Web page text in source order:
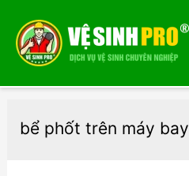
bể phốt trên máy bay